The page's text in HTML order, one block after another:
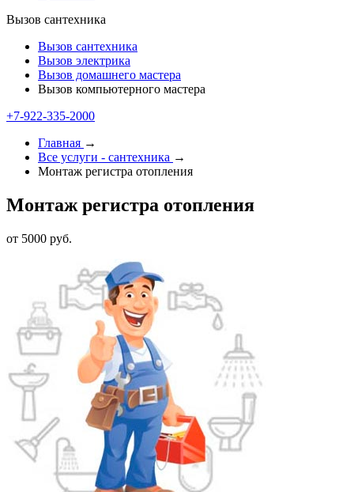
Вызов сантехника
Вызов сантехника
Вызов электрика
Вызов домашнего мастера
Вызов компьютерного мастера
+7-922-335-1000
Главная →
Все услуги - cантехника →
Монтаж регистра отопления
Монтаж регистра отопления
от 5000 руб.